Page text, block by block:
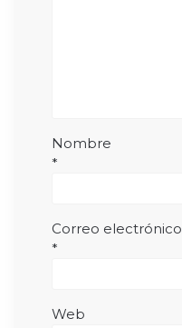
Nombre
*
Correo electrónico
*
Web